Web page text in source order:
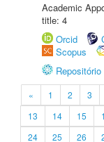
Academic
title: 4
Orcid
Scopus
« 1 2 3
13
14 15
24
25 26